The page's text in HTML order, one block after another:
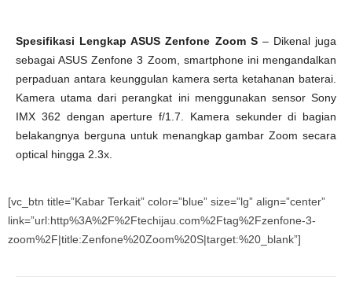
Spesifikasi Lengkap ASUS Zenfone Zoom S– Dikenal juga
sebagai ASUS Zenfone 3 Zoom, smartphone ini mengandalkan
perpaduan antara keunggulan kamera serta ketahanan baterai.
Kamera utama dari perangkat ini menggunakan sensor Sony
IMX 362 dengan aperture f/1.7. Kamera sekunder di bagian
belakangnya berguna untuk menangkap gambar Zoom secara
optical hingga 2.3x.
[vc_btn title=”Kabar Terkait” color=”blue” size=”lg” align=”center”
link=”url:http%3A%2F%2Ftechijau.com%2Ftag%2Fzenfone-3-
zoom%2F|title:Zenfone%20Zoom%20S|target:%20_blank”]